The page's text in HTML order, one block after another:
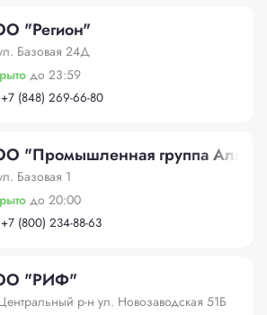
"Регион"
Базовая 24Д
до 23:59
+7 (848) 269-66-80
"Промышленная группа
Базовая 1
до 20:00
+7 (800) 234-88-63
"РИФ"
р-н ул. Новозаводская 51Б